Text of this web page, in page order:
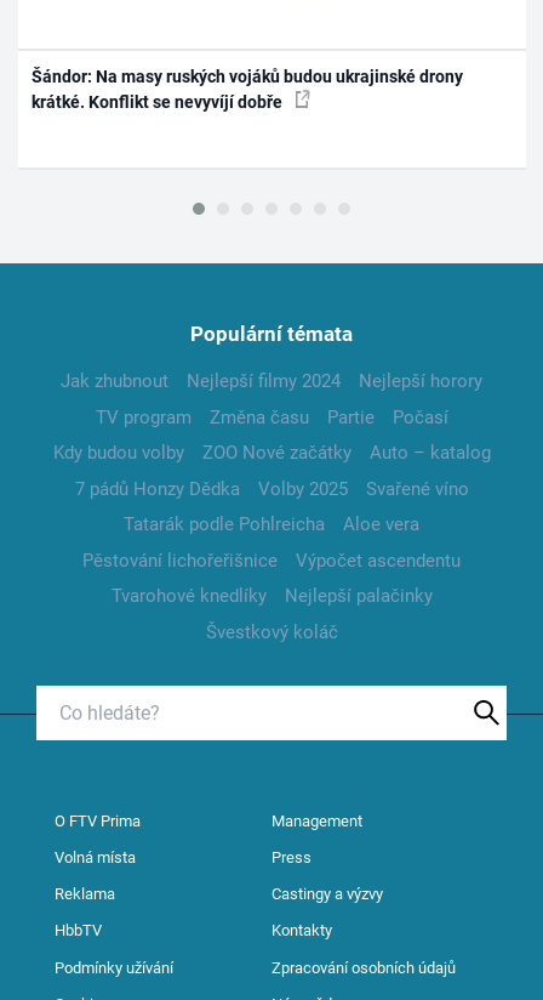
Šándor: Na masy ruských vojáků budou ukrajinské drony
krátké. Konflikt se nevyvíjí dobře
Populární témata
Jak zhubnout Nejlepší filmy 2024
Nejlepší horory
TV program
Změna času Partie
Počasí
Kdy budou volby
ZOO Nové začátky
Auto – katalog
7 pádů Honzy Dědka
Volby 2025
Svařené víno
Tatarák podle Pohlreicha
Aloe vera
Pěstování lichořeřišnice
Výpočet ascendentu
Tvarohové knedlíky
Nejlepší palačinky
Švestkový koláč
O FTV Prima Management
Volná místa Press
Reklama Castingy a výzvy
HbbTV Kontakty
Podmínky užívání Zpracování osobních údajů